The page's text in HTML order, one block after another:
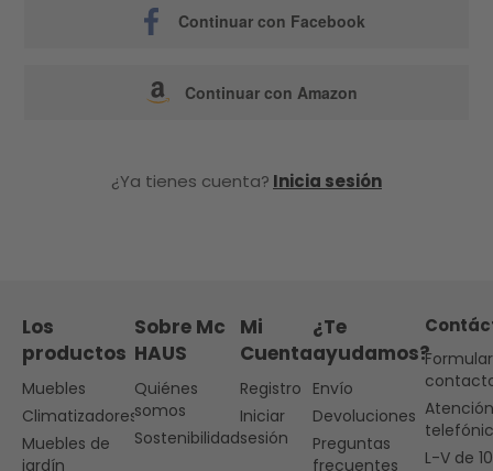
Continuar con Facebook
Continuar con Amazon
¿Ya tienes cuenta? Inicia sesión
Los
productos
Muebles
Climatizadores
Muebles de
jardín
Sobre Mc
HAUS
Quiénes
somos
Sostenibilidad
Mi
Cuenta
Registro
Iniciar
sesión
¿Te
ayudamos?
Envío
Devoluciones
Preguntas
frecuentes
Atención
L-V de